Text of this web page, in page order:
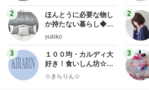
2
ほんとうに必要な物し
か持たない暮らし◆Ke
ep Life Simple◆〜イ
yukiko
3
１００均・カルディ大
好き！食いしん坊☆き
らりん☆のブログ
☆きらりん☆
2
3